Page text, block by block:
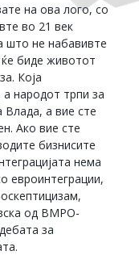
на ова лого, со
во 21 век
што не набавивте
ќе биде животот
Која
народот трпи за
Влада, а вие сте
Ако вие сте
бизнисите
нема
евроинтеграции,
од ВМРО-
за